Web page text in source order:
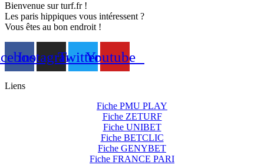
Bienvenue sur turf.fr !
Les paris hippiques vous intéressent ?
Vous êtes au bon endroit !
InstagramTwitterYoutube
Liens
Fiche PMU PLAY
Fiche ZETURF
Fiche UNIBET
Fiche BETCLIC
Fiche GENYBET
Fiche FRANCE PARI